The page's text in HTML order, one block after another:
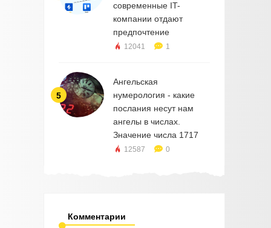
современные IT-
компании отдают
предпочтение
12041 1
5
Ангельская
нумерология - какие
послания несут нам
ангелы в числах.
Значение числа 1717
12587 0
Комментарии